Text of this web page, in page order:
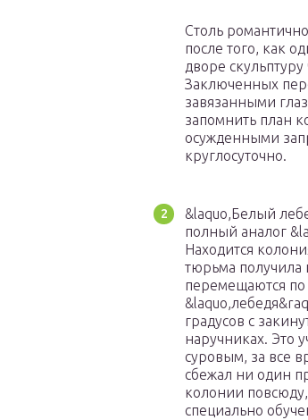
Столь
после того, как
дворе
Заключенных
завязанными
запомнить план
осужденными
круглосуточно.
&laquo,Белый
полный аналог
Находится
тюрьма получила
перемещаются
градусов с
наручниках. Это
суровым, за все
сбежал ни один
колонии
специально